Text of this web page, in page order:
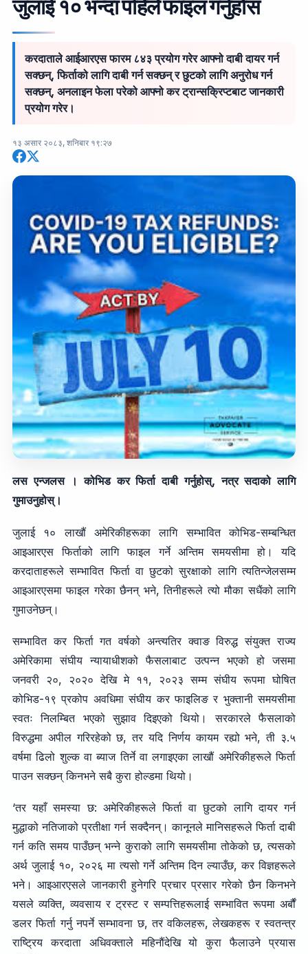
जुलाई १० भन्दा पहिले फाइल गर्नुहोस
करदाताले आईआरएस फारम ८४३ प्रयोग गरेर आफ्नो दाबी दायर गर्न
सक्छन्, फिर्ताको लागि दाबी गर्न सक्छन् र छुटको लागि अनुरोध गर्न
सक्छन्, अनलाइन फेला परेको आफ्नो कर ट्रान्सक्रिप्टबाट जानकारी
प्रयोग गरेर।
१३ असार २०८३, शनिबार १९:२७
लस एन्जलस । कोभिड कर फिर्ता दाबी गर्नुहोस्, नत्र सदाको लागि
गुमाउनुहोस्।
जुलाई १० लाखौं अमेरिकीहरूका लागि सम्भावित कोभिड-सम्बन्धित
आइआरएस फिर्ताको लागि फाइल गर्ने अन्तिम समयसीमा हो। यदि
करदाताहरूले सम्भावित फिर्ता वा छुटको सुरक्षाको लागि त्यतिन्जेलसम्म
आइआरएसमा फाइल गरेका छैनन् भने, तिनीहरूले त्यो मौका सधैंको लागि
गुमाउनेछन्।
सम्भावित कर फिर्ता गत वर्षको अन्त्यतिर क्वाङ विरुद्ध संयुक्त राज्य
अमेरिकामा संघीय न्यायाधीशको फैसलाबाट उत्पन्न भएको हो जसमा
जनवरी २०, २०२० देखि मे ११, २०२३ सम्म संघीय रूपमा घोषित
कोभिड-१९ प्रकोप अवधिमा संघीय कर फाइलिङ र भुक्तानी समयसीमा
स्वतः निलम्बित भएको सुझाव दिइएको थियो। सरकारले फैसलाको
विरुद्धमा अपील गरिरहेको छ, तर यदि निर्णय कायम रह्यो भने, ती ३.५
वर्षमा ढिलो शुल्क वा ब्याज तिर्ने वा लगाइएका लाखौं अमेरिकीहरूले फिर्ता
पाउन सक्छन् किनभने सबै कुरा होल्डमा थियो।
‘तर यहाँ समस्या छ: अमेरिकीहरूले फिर्ता वा छुटको लागि दायर गर्न
मुद्धाको नतिजाको प्रतीक्षा गर्न सक्दैनन्। कानूनले मानिसहरूले फिर्ता दाबी
गर्न कति समय पाउँछन् भन्ने कुराको लागि समयसीमा तोकेको छ, त्यसको
अर्थ जुलाई १०, २०२६ मा त्यसो गर्ने अन्तिम दिन ल्याउँछ, कर विज्ञहरूले
भने। आइआरएसले जानकारी हुनेगरि प्रचार प्रसार गरेको छैन किनभने
यसले व्यक्ति, व्यवसाय र ट्रस्ट र सम्पत्तिहरूलाई सम्भावित रूपमा अर्बौं
डलर फिर्ता गर्नु नपर्ने सम्भावना छ, तर वकिलहरू, लेखकहरू र स्वतन्त्र
राष्ट्रिय करदाता अधिवक्ताले महिनौंदेखि यो कुरा फैलाउने प्रयास